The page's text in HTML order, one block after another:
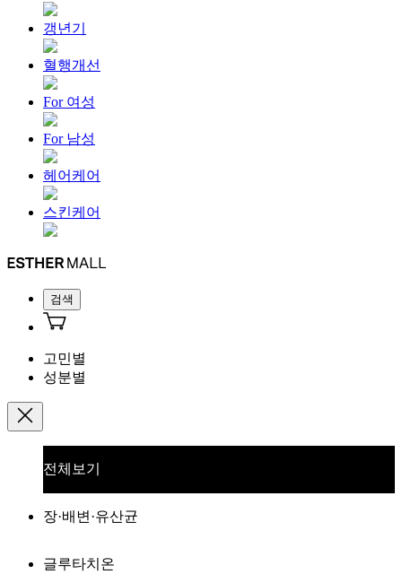
갱년기
혈행개선
For 여성
For 남성
헤어케어
스킨케어
검색
고민별
성분별
전체보기
장·배변·유산균
글루타치온